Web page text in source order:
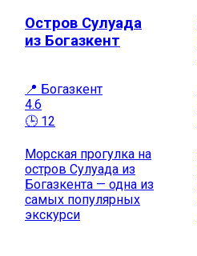
Остров Сулуада
из Богазкент
📍 Богазкент
4.6
🕒 12
Морская прогулка на
остров Сулуада из
Богазкента — одна из
самых популярных
экскурси